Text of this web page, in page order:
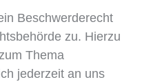
Beschwerderecht
zu. Hierzu
Thema
jederzeit an uns